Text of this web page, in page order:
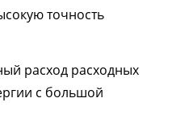
точность
расход расходных
с большой